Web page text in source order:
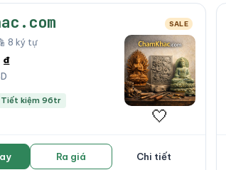
SALE
8 ký tự
Tiết kiệm 96tr
🤍
Ra giá Chi tiết